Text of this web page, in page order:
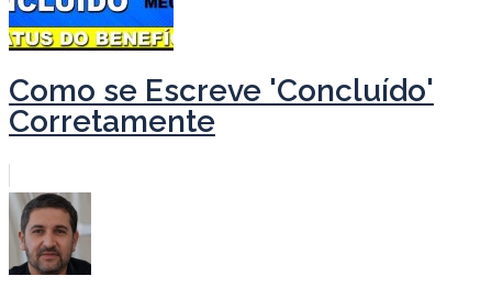
Como se Escreve 'Concluído'
Corretamente